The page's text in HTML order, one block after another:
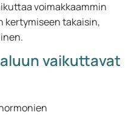
voimakkaammin
kertymiseen takaisin,
vaikuttavat